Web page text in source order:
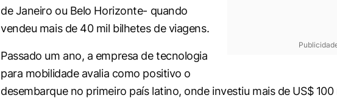
de Janeiro ou Belo Horizonte- quando
vendeu mais de 40 mil bilhetes de viagens.
Passado um ano, a empresa de tecnologia
para mobilidade avalia como positivo o
desembarque no primeiro país latino, onde investiu mais de US$